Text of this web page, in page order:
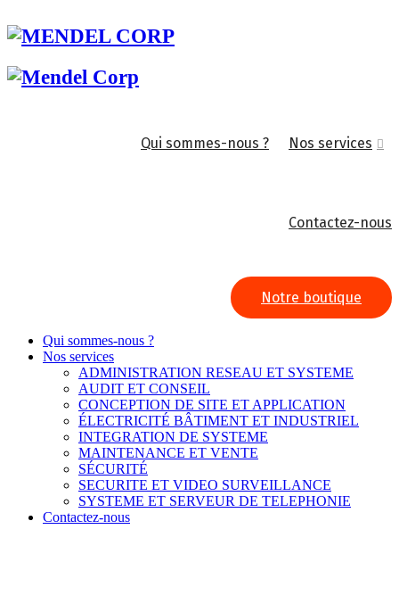
Qui sommes-nous ? Nos services
Contactez-nous
Notre boutique
Qui sommes-nous ?
Nos services
ADMINISTRATION RESEAU ET SYSTEME
AUDIT ET CONSEIL
CONCEPTION DE SITE ET APPLICATION
ÉLECTRICITÉ BÂTIMENT ET INDUSTRIEL
INTEGRATION DE SYSTEME
MAINTENANCE ET VENTE
SÉCURITÉ
SECURITE ET VIDEO SURVEILLANCE
SYSTEME ET SERVEUR DE TELEPHONIE
Contactez-nous